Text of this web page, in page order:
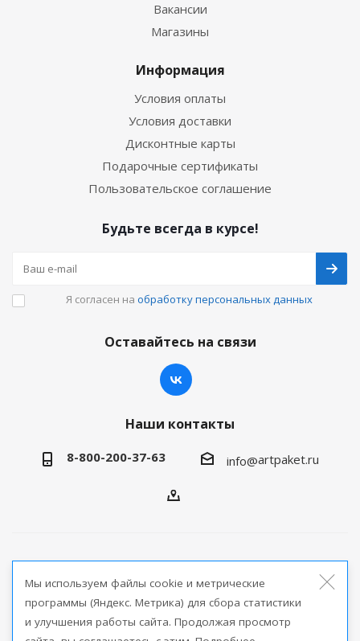
Вакансии
Магазины
Информация
Условия оплаты
Условия доставки
Дисконтные карты
Подарочные сертификаты
Пользовательское соглашение
Будьте всегда в курсе!
Я согласен на обработку персональных данных
Оставайтесь на связи
Наши контакты
8-800-200-37-63 info@artpaket.ru
продукции
Версия для печати
Мы используем файлы cookie и метрические
программы (Яндекс. Метрика) для сбора статистики
и улучшения работы сайта. Продолжая просмотр